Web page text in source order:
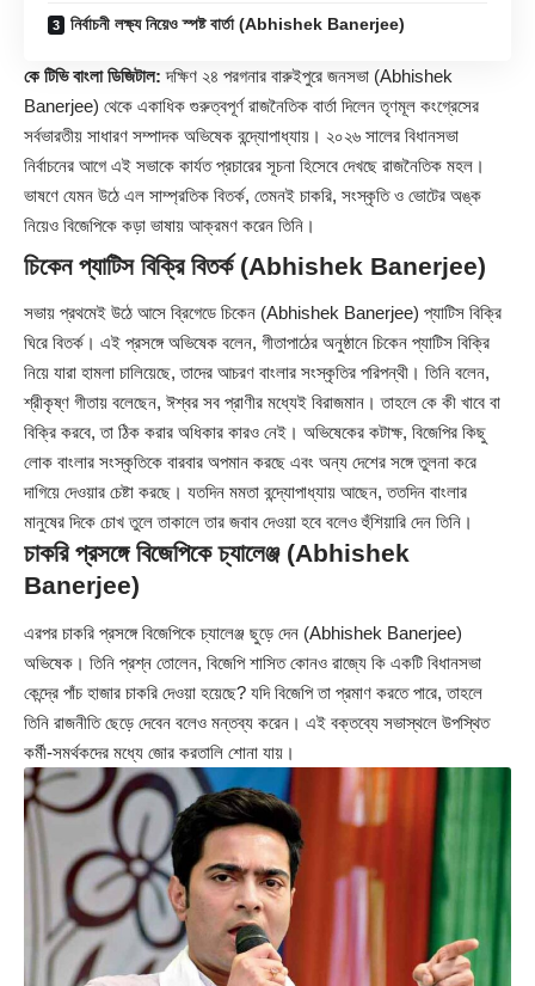
নির্বাচনী লক্ষ্য নিয়েও স্পষ্ট বার্তা (Abhishek Banerjee)
কে টিভি বাংলা ডিজিটাল: দক্ষিণ ২৪ পরগনার বারুইপুরে জনসভা (Abhishek
Banerjee) থেকে একাধিক গুরুত্বপূর্ণ রাজনৈতিক বার্তা দিলেন তৃণমূল কংগ্রেসের
সর্বভারতীয় সাধারণ সম্পাদক অভিষেক বন্দ্যোপাধ্যায়। ২০২৬ সালের বিধানসভা
নির্বাচনের আগে এই সভাকে কার্যত প্রচারের সূচনা হিসেবে দেখছে রাজনৈতিক মহল।
ভাষণে যেমন উঠে এল সাম্প্রতিক বিতর্ক, তেমনই চাকরি, সংস্কৃতি ও ভোটের অঙ্ক
নিয়েও বিজেপিকে কড়া ভাষায় আক্রমণ করেন তিনি।
চিকেন প্যাটিস বিক্রি বিতর্ক (Abhishek Banerjee)
সভায় প্রথমেই উঠে আসে ব্রিগেডে চিকেন (Abhishek Banerjee) প্যাটিস বিক্রি
ঘিরে বিতর্ক। এই প্রসঙ্গে অভিষেক বলেন, গীতাপাঠের অনুষ্ঠানে চিকেন প্যাটিস বিক্রি
নিয়ে যারা হামলা চালিয়েছে, তাদের আচরণ বাংলার সংস্কৃতির পরিপন্থী। তিনি বলেন,
শ্রীকৃষ্ণ গীতায় বলেছেন, ঈশ্বর সব প্রাণীর মধ্যেই বিরাজমান। তাহলে কে কী খাবে বা
বিক্রি করবে, তা ঠিক করার অধিকার কারও নেই। অভিষেকের কটাক্ষ, বিজেপির কিছু
লোক বাংলার সংস্কৃতিকে বারবার অপমান করছে এবং অন্য দেশের সঙ্গে তুলনা করে
দাগিয়ে দেওয়ার চেষ্টা করছে। যতদিন মমতা বন্দ্যোপাধ্যায় আছেন, ততদিন বাংলার
মানুষের দিকে চোখ তুলে তাকালে তার জবাব দেওয়া হবে বলেও হুঁশিয়ারি দেন তিনি।
চাকরি প্রসঙ্গে বিজেপিকে চ্যালেঞ্জ (Abhishek
Banerjee)
এরপর চাকরি প্রসঙ্গে বিজেপিকে চ্যালেঞ্জ ছুড়ে দেন (Abhishek Banerjee)
অভিষেক। তিনি প্রশ্ন তোলেন, বিজেপি শাসিত কোনও রাজ্যে কি একটি বিধানসভা
কেন্দ্রে পাঁচ হাজার চাকরি দেওয়া হয়েছে? যদি বিজেপি তা প্রমাণ করতে পারে, তাহলে
তিনি রাজনীতি ছেড়ে দেবেন বলেও মন্তব্য করেন। এই বক্তব্যে সভাস্থলে উপস্থিত
কর্মী-সমর্থকদের মধ্যে জোর করতালি শোনা যায়।